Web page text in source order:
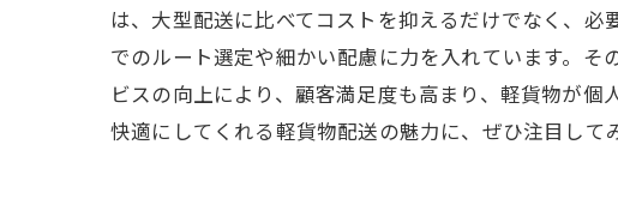
は、大型配送に比べてコストを抑えるだけでなく、
でのルート選定や細かい配慮に力を入れています。
ビスの向上により、顧客満足度も高まり、軽貨物が
快適にしてくれる軽貨物配送の魅力に、ぜひ注目して